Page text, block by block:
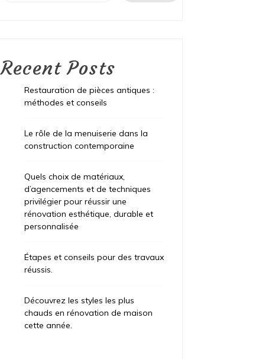
Recent Posts
Restauration de pièces antiques :
méthodes et conseils
Le rôle de la menuiserie dans la
construction contemporaine
Quels choix de matériaux,
d’agencements et de techniques
privilégier pour réussir une
rénovation esthétique, durable et
personnalisée
Étapes et conseils pour des travaux
réussis.
Découvrez les styles les plus
chauds en rénovation de maison
cette année.